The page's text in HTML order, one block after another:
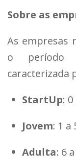
Sobre as
As empresas
o período
caracterizada
StartUp:
Jovem: 1 a
Adulta: 6